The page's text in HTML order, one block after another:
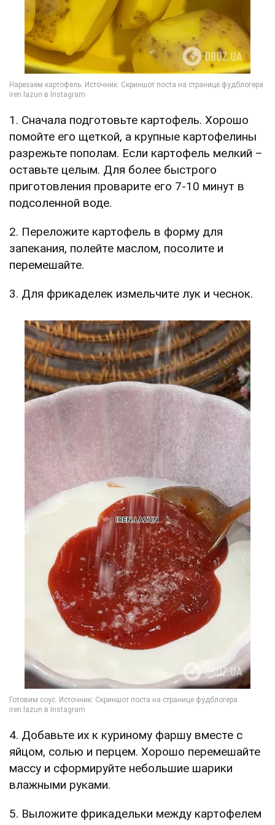
1. Сначала подготовьте картофель. Хорошо
помойте его щеткой, а крупные картофелины
разрежьте пополам. Если картофель мелкий –
оставьте целым. Для более быстрого
приготовления проварите его 7-10 минут в
подсоленной воде.
2. Переложите картофель в форму для
запекания, полейте маслом, посолите и
перемешайте.
3. Для фрикаделек измельчите лук и чеснок.
4. Добавьте их к куриному фаршу вместе с
яйцом, солью и перцем. Хорошо перемешайте
массу и сформируйте небольшие шарики
влажными руками.
5. Выложите фрикадельки между картофелем